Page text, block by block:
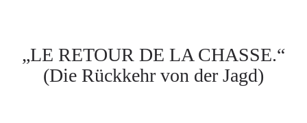
„LE RETOUR DE LA CHASSE.“
(Die Rückkehr von der Jagd)